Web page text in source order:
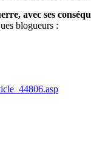
avec ses
blogueurs :